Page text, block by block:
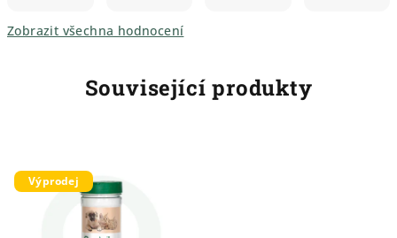
Zobrazit všechna hodnocení
Související produkty
Výprodej